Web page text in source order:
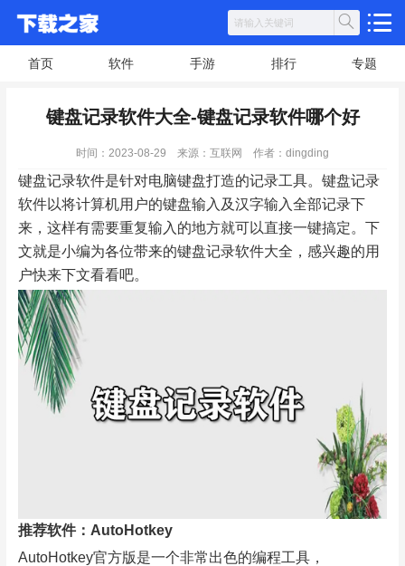
首页 软件 手游 排行 专题
键盘记录软件大全-键盘记录软件哪个好
时间：2023-08-29 来源：互联网 作者：dingding
键盘记录软件是针对电脑键盘打造的记录工具。键盘记录
软件以将计算机用户的键盘输入及汉字输入全部记录下
来，这样有需要重复输入的地方就可以直接一键搞定。下
文就是小编为各位带来的键盘记录软件大全，感兴趣的用
户快来下文看看吧。
推荐软件：AutoHotkey
AutoHotkey官方版是一个非常出色的编程工具，